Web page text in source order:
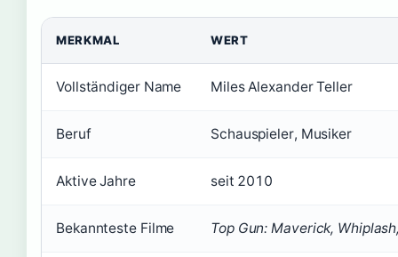
MERKMAL WERT
Vollständiger Name Miles Alexander Teller
Beruf Schauspieler, Musiker
Aktive Jahre seit 2010
Bekannteste Filme Top Gun: Maverick,